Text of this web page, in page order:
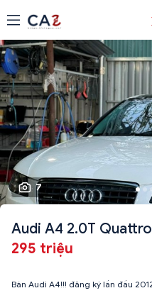
7
Audi A4 2.0T
295 triệu
Bán Audi A4!!! đăng ký lần đầu